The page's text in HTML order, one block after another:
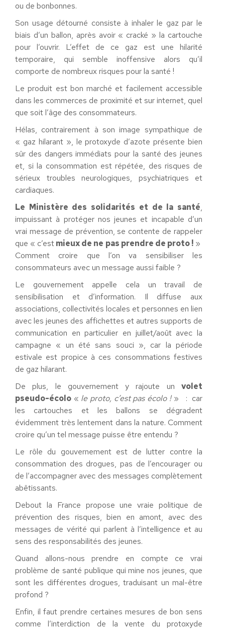
ou de bonbonnes.
Son usage détourné consiste à inhaler le gaz par le
biais d’un ballon, après avoir « cracké » la cartouche
pour l’ouvrir. L’effet de ce gaz est une hilarité
temporaire, qui semble inoffensive alors qu’il
comporte de nombreux risques pour la santé !
Le produit est bon marché et facilement accessible
dans les commerces de proximité et sur internet, quel
que soit l’âge des consommateurs.
Hélas, contrairement à son image sympathique de
« gaz hilarant », le protoxyde d’azote présente bien
sûr des dangers immédiats pour la santé des jeunes
et, si la consommation est répétée, des risques de
sérieux troubles neurologiques, psychiatriques et
cardiaques.
Le Ministère des solidarités et de la santé,
impuissant à protéger nos jeunes et incapable d’un
vrai message de prévention, se contente de rappeler
que « c’estmieux de ne pas prendre de proto !»
Comment croire que l’on va sensibiliser les
consommateurs avec un message aussi faible ?
Le gouvernement appelle cela un travail de
sensibilisation et d’information. Il diffuse aux
associations, collectivités locales et personnes en lien
avec les jeunes des affichettes et autres supports de
communication en particulier en juillet/août avec la
campagne « un été sans souci », car la période
estivale est propice à ces consommations festives
de gaz hilarant.
De plus, le gouvernement y rajoute un volet
pseudo-écolo « le proto, c’est pas écolo ! » : car
les cartouches et les ballons se dégradent
évidemment très lentement dans la nature. Comment
croire qu’un tel message puisse être entendu ?
Le rôle du gouvernement est de lutter contre la
consommation des drogues, pas de l’encourager ou
de l’accompagner avec des messages complètement
abêtissants.
Debout la France propose une vraie politique de
prévention des risques, bien en amont, avec des
messages de vérité qui parlent à l’intelligence et au
sens des responsabilités des jeunes.
Quand allons-nous prendre en compte ce vrai
problème de santé publique qui mine nos jeunes, que
sont les différentes drogues, traduisant un mal-être
profond ?
Enfin, il faut prendre certaines mesures de bon sens
comme l’interdiction de la vente du protoxyde